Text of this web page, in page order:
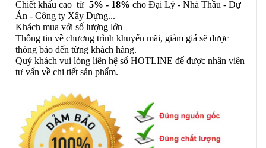
Chiết khấu cao từ 5% - 18% cho Đại Lý - Nhà Thầu - Dự
Án - Công ty Xây Dựng...
Khách mua với số lượng lớn
Thông tin về chương trình khuyến mãi, giảm giá sẽ được
thông báo đến từng khách hàng.
Quý khách vui lòng liên hệ số HOTLINE để được nhân viên
tư vấn về chi tiết sản phẩm.